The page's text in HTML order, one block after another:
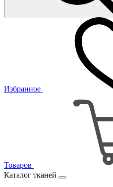
Избранное
Товаров
Каталог тканей